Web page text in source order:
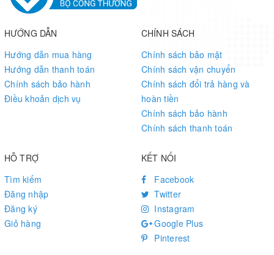
Features
320 x 240 Resolution
RGB 65K true to life colours
TFT screen with integrated resistive touch panel
4M Flash memory for User Application Code and Data
Visual Area: 57.6mm(L)×43.2mm(W)
5V65mA power consumption
Compatible with Raspberry Pi A+, B+, Pi 2, Pi 3, Arduino.
Certificates: CE/EMC, RoHS (
certificates)
HƯỚNG DẪN
Hướng dẫn mua hàng
Hướng dẫn thanh toán
Chính sách bảo hành
Điều khoản dịch vụ
CHÍNH SÁCH
Chính sách bảo mật
Chính sách vận chuyển
Chính sách đổi trả hàng và
hoàn tiền
Chính sách bảo hành
Chính sách thanh toán
HỖ TRỢ
Tìm kiếm
Đăng nhập
Đăng ký
Giỏ hàng
KẾT NỐI
Facebook
Twitter
Instagram
Google Plus
Pinterest